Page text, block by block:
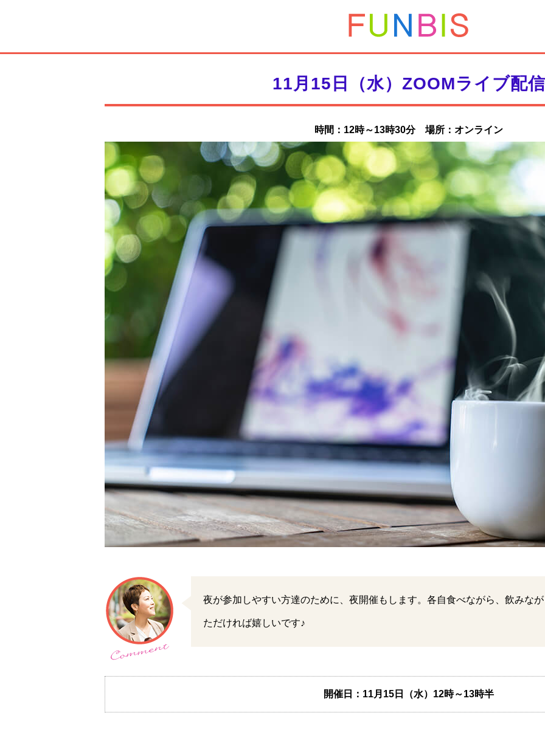
11月15日（水）ZOOMライブ配信
時間：12時～13時30分 場所：オンライン
夜が参加しやすい方達のために、夜開催もします。各自食べながら、飲みな
ただければ嬉しいです♪
開催日：11月15日（水） 12時～13時半